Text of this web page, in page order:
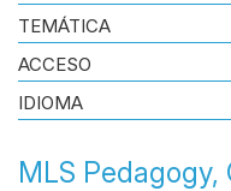
MLS
TEMÁTICA
ACCESO
IDIOMA